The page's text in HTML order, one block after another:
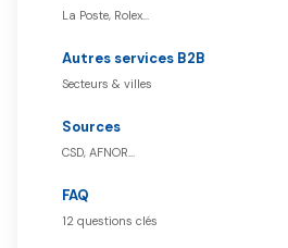
La Poste, Rolex…
Autres services B2B
Secteurs & villes
Sources
CSD, AFNOR…
FAQ
12 questions clés